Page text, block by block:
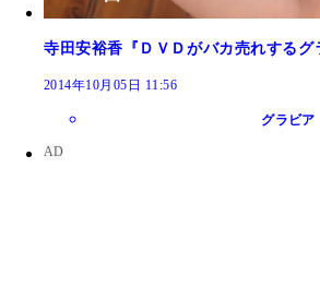
寺田安裕香『ＤＶＤがバカ売れするグ
2014年10月05日 11:56
グラビア